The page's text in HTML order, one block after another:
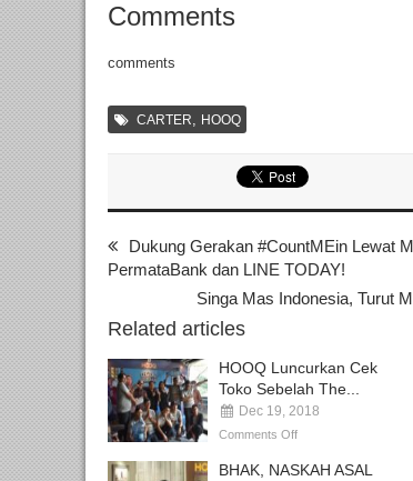
Comments
comments
CARTER, HOOQ
Dukung Gerakan #CountMEin Lewat
PermataBank dan LINE TODAY!
Singa Mas Indonesia, Turut
Related articles
HOOQ Luncurkan Cek
Toko Sebelah The...
Dec 19, 2018
Comments Off
BHAK, NASKAH ASAL